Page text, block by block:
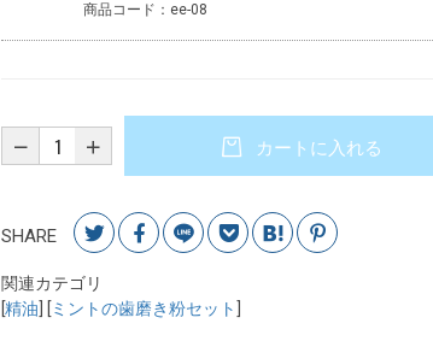
商品コード：ee-08
カートに入れる
SHARE
関連カテゴリ
[精油 ] [ミントの歯磨き粉セット